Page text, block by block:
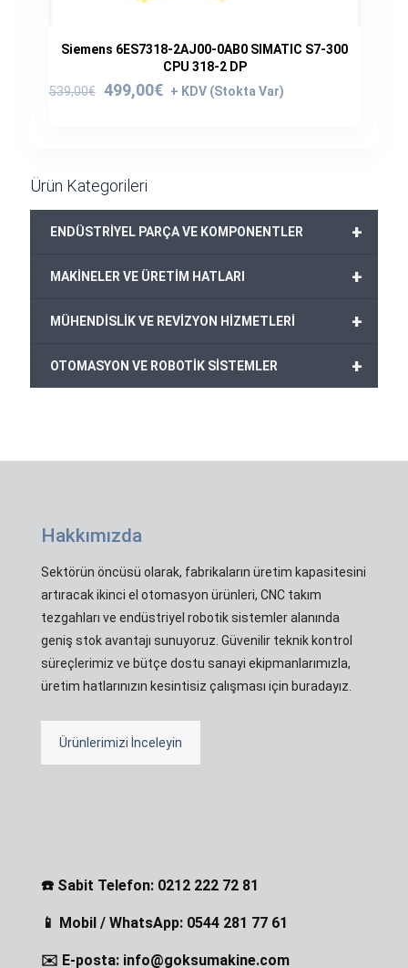
Siemens 6ES7318-2AJ00-0AB0 SIMATIC S7-300
CPU 318-2 DP
539,00€ Orijinal
499,00€
Şu
Ürün Kategorileri
+
ENDÜSTRİYEL PARÇA VE KOMPONENTLER
+
MAKİNELER VE ÜRETİM HATLARI
+
MÜHENDİSLİK VE REVİZYON HİZMETLERİ
+
OTOMASYON VE ROBOTİK SİSTEMLER
Hakkımızda
Sektörün öncüsü olarak, fabrikaların üretim kapasitesini
artıracak ikinci el otomasyon ürünleri, CNC takım
tezgahları ve endüstriyel robotik sistemler alanında
geniş stok avantajı sunuyoruz. Güvenilir teknik kontrol
süreçlerimiz ve bütçe dostu sanayi ekipmanlarımızla,
üretim hatlarınızın kesintisiz çalışması için buradayız.
Ürünlerimizi İnceleyin
☎️ Sabit Telefon: 0212 222 72 81
📱 Mobil / WhatsApp: 0544 281 77 61
✉️ E-posta: info@goksumakine.com